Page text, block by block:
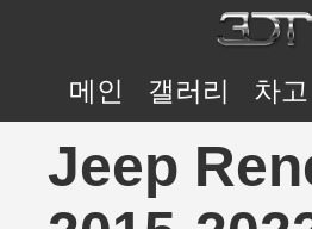
메인 갤러리 차고
Jeep